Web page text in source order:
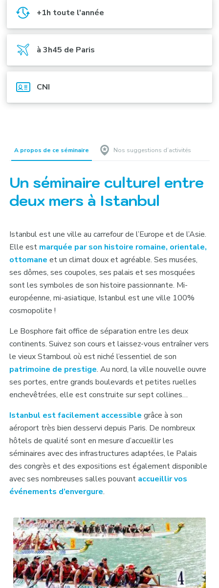
+1h toute l'année
à 3h45 de Paris
CNI
A propos de ce séminaire Nos suggestions d’activités
Un séminaire culturel entre
deux mers à Istanbul
Istanbul est une ville au carrefour de l’Europe et de l’Asie.
Elle est marquée par son histoire romaine, orientale,
ottomane et un climat doux et agréable. Ses musées,
ses dômes, ses coupoles, ses palais et ses mosquées
sont les symboles de son histoire passionnante. Mi-
européenne, mi-asiatique, Istanbul est une ville 100%
cosmopolite !
Le Bosphore fait office de séparation entre les deux
continents. Suivez son cours et laissez-vous entraîner vers
le vieux Stamboul où est niché l’essentiel de son
patrimoine de prestige. Au nord, la ville nouvelle ouvre
ses portes, entre grands boulevards et petites ruelles
enchevêtrées, elle est construite sur sept collines…
Istanbul est facilement accessible grâce à son
aéroport très bien desservi depuis Paris. De nombreux
hôtels de qualité sont en mesure d’accueillir les
séminaires avec des infrastructures adaptées, le Palais
des congrès et des expositions est également disponible
avec ses nombreuses salles pouvant accueillir vos
événements d’envergure.